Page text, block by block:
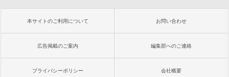
本サイトのご利用について お問い合わせ
広告掲載のご案内 編集部へのご連絡
プライバシーポリシー 会社概要